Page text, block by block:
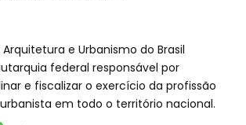
e Urbanismo do Brasil
federal responsável por
e fiscalizar o exercício da profissão
em todo o território nacional.